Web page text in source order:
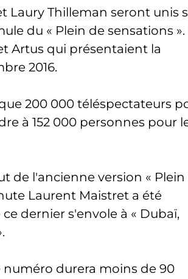
Laury Thilleman seront unis
du « Plein de sensations ».
Artus qui présentaient la
2016.
200 000 téléspectateurs
à 152 000 personnes pour
de l'ancienne version « Plein
Laurent Maistret a été
dernier s'envole à « Dubaï,
durera moins de 90